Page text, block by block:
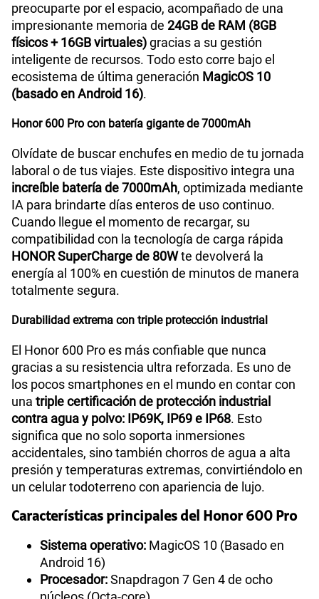
preocuparte por el espacio, acompañado de una
impresionante memoria de 24GB de RAM (8GB
físicos + 16GB virtuales)gracias a su gestión
inteligente de recursos. Todo esto corre bajo el
ecosistema de última generación MagicOS 10
(basado en Android 16).
Honor 600 Pro con batería gigante de 7000mAh
Olvídate de buscar enchufes en medio de tu jornada
laboral o de tus viajes. Este dispositivo integra una
increíble batería de 7000mAh, optimizada mediante
IA para brindarte días enteros de uso continuo.
Cuando llegue el momento de recargar, su
compatibilidad con la tecnología de carga rápida
HONOR SuperCharge de 80Wte devolverá la
energía al 100% en cuestión de minutos de manera
totalmente segura.
Durabilidad extrema con triple protección industrial
El Honor 600 Pro es más confiable que nunca
gracias a su resistencia ultra reforzada. Es uno de
los pocos smartphones en el mundo en contar con
una triple certificación de protección industrial
contra agua y polvo: IP69K, IP69 e IP68. Esto
significa que no solo soporta inmersiones
accidentales, sino también chorros de agua a alta
presión y temperaturas extremas, convirtiéndolo en
un celular todoterreno con apariencia de lujo.
Características principales del Honor 600 Pro
Sistema operativo: MagicOS 10 (Basado en
Android 16)
Procesador:Snapdragon 7 Gen 4 de ocho